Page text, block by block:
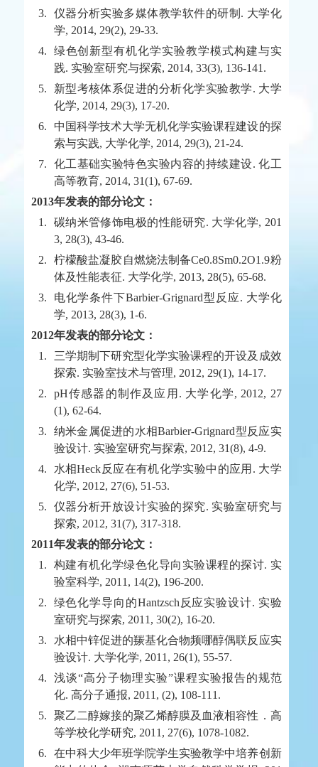
3.
仪器分析实验多媒体教学软件的研制. 大学化
学, 2014, 29(2), 29-33.
4.
绿色创新型有机化学实验教学模式构建与实
践. 实验室研究与探索, 2014, 33(3), 136-141.
5.
新型考核体系促进的分析化学实验教学. 大学
化学, 2014, 29(3), 17-20.
6.
中国科学技术大学无机化学实验课程建设的探
索与实践, 大学化学, 2014, 29(3), 21-24.
7.
化工基础实验特色实验内容的持续建设. 化工
高等教育, 2014, 31(1), 67-69.
2013年发表的部分论文：
1.
碳纳米管修饰电极的性能研究. 大学化学, 201
3, 28(3), 43-46.
2.
柠檬酸盐凝胶自燃烧法制备Ce0.8Sm0.2O1.9粉
体及性能表征. 大学化学, 2013, 28(5), 65-68.
3.
电化学条件下Barbier-Grignard型反应. 大学化
学, 2013, 28(3), 1-6.
2012年发表的部分论文：
1.
三学期制下研究型化学实验课程的开设及成效
探索. 实验室技术与管理, 2012, 29(1), 14-17.
2.
pH传感器的制作及应用. 大学化学, 2012, 27
(1), 62-64.
3.
纳米金属促进的水相Barbier-Grignard型反应实
验设计. 实验室研究与探索, 2012, 31(8), 4-9.
4.
水相Heck反应在有机化学实验中的应用. 大学
化学, 2012, 27(6), 51-53.
5.
仪器分析开放设计实验的探究. 实验室研究与
探索, 2012, 31(7), 317-318.
2011年发表的部分论文：
1.
构建有机化学绿色化导向实验课程的探讨. 实
验室科学, 2011, 14(2), 196-200.
2.
绿色化学导向的Hantzsch反应实验设计. 实验
室研究与探索, 2011, 30(2), 16-20.
3.
水相中锌促进的羰基化合物频哪醇偶联反应实
验设计. 大学化学, 2011, 26(1), 55-57.
4.
浅谈“高分子物理实验”课程实验报告的规范
化. 高分子通报, 2011, (2), 108-111.
5.
聚乙二醇嫁接的聚乙烯醇膜及血液相容性．高
等学校化学研究, 2011, 27(6), 1078-1082.
6.
在中科大少年班学院学生实验教学中培养创新